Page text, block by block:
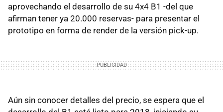
aprovechando el desarrollo de su 4x4 B1 -del que
afirman tener ya 20.000 reservas- para presentar el
prototipo en forma de render de la versión pick-up.
Aún sin conocer detalles del precio, se espera que el